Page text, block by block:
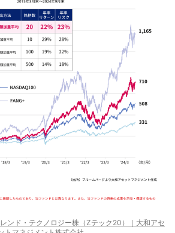
ンド・テクノロジー株（Zテック20）｜大和アセ